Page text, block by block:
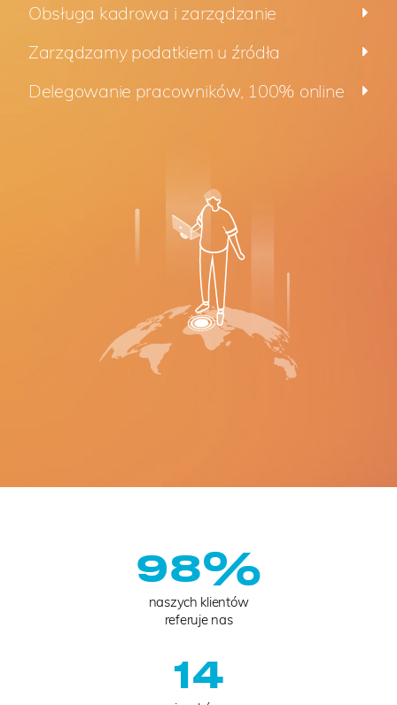
Obsługa kadrowa i zarządzanie
Zarządzamy podatkiem u źródła
Delegowanie pracowników, 100% online
naszych klientów
referuje nas
98%
14